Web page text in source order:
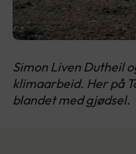
Simon Liven Dutheil
klimaarbeid. Her på
blandet med gjødsel.